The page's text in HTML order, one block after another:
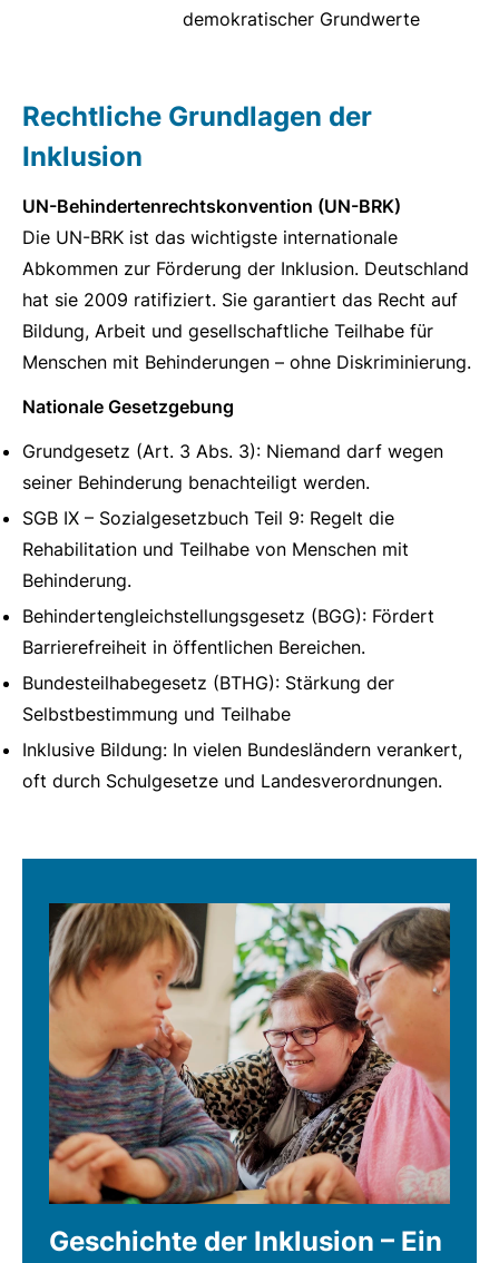
demokratischer Grundwerte
Rechtliche Grundlagen der
Inklusion
UN-Behindertenrechtskonvention (UN-BRK)
Die UN-BRK ist das wichtigste internationale
Abkommen zur Förderung der Inklusion. Deutschland
hat sie 2009 ratifiziert. Sie garantiert das Recht auf
Bildung, Arbeit und gesellschaftliche Teilhabe für
Menschen mit Behinderungen – ohne Diskriminierung.
Nationale Gesetzgebung
Grundgesetz (Art. 3 Abs. 3): Niemand darf wegen
seiner Behinderung benachteiligt werden.
SGB IX – Sozialgesetzbuch Teil 9: Regelt die
Rehabilitation und Teilhabe von Menschen mit
Behinderung.
Behindertengleichstellungsgesetz (BGG): Fördert
Barrierefreiheit in öffentlichen Bereichen.
Bundesteilhabegesetz (BTHG): Stärkung der
Selbstbestimmung und Teilhabe
Inklusive Bildung: In vielen Bundesländern verankert,
oft durch Schulgesetze und Landesverordnungen.
Geschichte der Inklusion – Ein